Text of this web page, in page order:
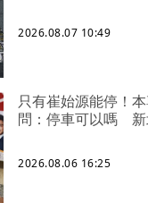
2026.08.07 10:49
只有崔始源能停！
問：停車可以嗎 新
2026.08.06 16:25